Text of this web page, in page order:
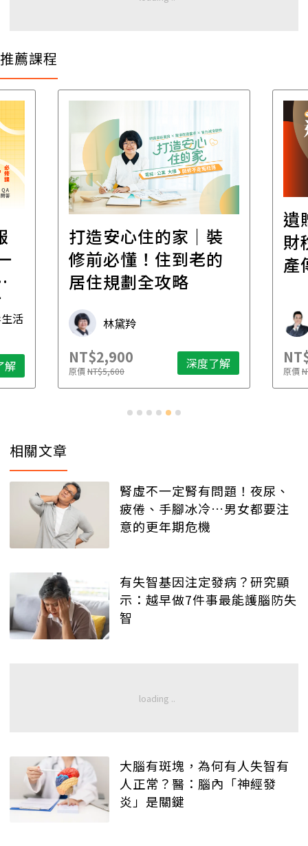
推薦課程
活
解
打造安心住的家｜裝
修前必懂！住到老的
居住規劃全攻略
林黛羚
NT$2,900
原價NT$5,600 深度了解
遺
財
產
原價
相關文章
腎虛不一定腎有問題！夜尿、
疲倦、手腳冰冷…男女都要注
意的更年期危機
有失智基因注定發病？研究顯
示：越早做7件事最能護腦防失
智
大腦有斑塊，為何有人失智有
人正常？醫：腦內「神經發
炎」是關鍵